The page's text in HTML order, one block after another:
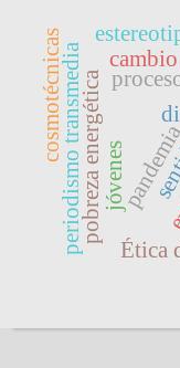
pobreza energéticajóvenes
periodismo transmedia
cosmotécnicas
Ética